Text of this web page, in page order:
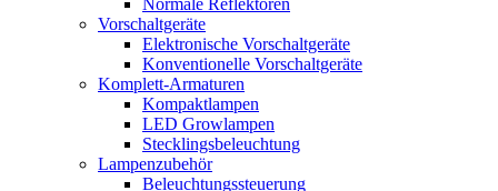
Normale Reflektoren
Vorschaltgeräte
Elektronische Vorschaltgeräte
Konventionelle Vorschaltgeräte
Komplett-Armaturen
Kompaktlampen
LED Growlampen
Stecklingsbeleuchtung
Lampenzubehör
Beleuchtungssteuerung